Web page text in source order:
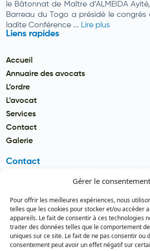
Gérer le consentement
Pour offrir les meilleures expériences, nous
telles que les cookies pour stocker et/ou accéder
appareils. Le fait de consentir à ces technologies
traiter des données telles que le comportement
uniques sur ce site. Le fait de ne pas consentir ou
consentement peut avoir un effet négatif sur
le Bâtonnat de Maître d’ALMEIDA
Barreau du Togo a présidé le congrès
ladite Conférence ... Lire plus
Liens rapides
Accueil
Annuaire des avocats
L’ordre
L’avocat
Services
Contact
Galerie
Contact
secretariat.batonnier@barreau
dutogo.tg
Téléphone
(+228) 22 22 08 82 / 93 99 09 35
(+228) 22 21 67 52